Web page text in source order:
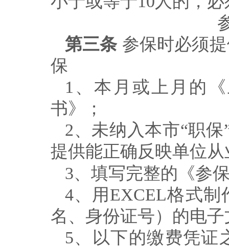
第三条 参保时必须
保
1 、本月或上月的
书》；
2、未纳入本市“职保
提供能正确反映单位
3、填写完整的《参
4、用 EXCEL格式制
名、身份证号）的电
5、以下的缴费凭证